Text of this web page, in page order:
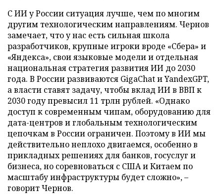
С ИИ у России ситуация лучше, чем по многим
другим технологическим направлениям. Чернов
замечает, что у нас есть сильная школа
разработчиков, крупные игроки вроде «Сбера» и
«Яндекса», свои языковые модели и отдельная
национальная стратегия развития ИИ до 2030
года. В России развиваются GigaChat и YandexGPT,
а власти ставят задачу, чтобы вклад ИИ в ВВП к
2030 году превысил 11 трлн рублей. «Однако
доступ к современным чипам, оборудованию для
дата-центров и глобальным технологическим
цепочкам в России ограничен. Поэтому в ИИ мы
действительно неплохо двигаемся, особенно в
прикладных решениях для банков, госуслуг и
бизнеса, но соревноваться с США и Китаем по
масштабу инфраструктуры будет сложно», –
говорит Чернов.